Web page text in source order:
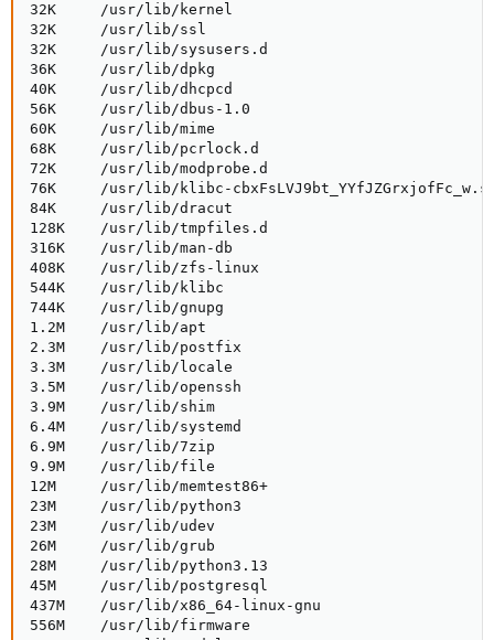
32K     /usr/lib/kernel
32K     /usr/lib/ssl
32K     /usr/lib/sysusers.d
36K     /usr/lib/dpkg
40K     /usr/lib/dhcpcd
56K     /usr/lib/dbus-1.0
60K     /usr/lib/mime
68K     /usr/lib/pcrlock.d
72K     /usr/lib/modprobe.d
76K     /usr/lib/klibc-
84K     /usr/lib/dracut
128K    /usr/lib/tmpfiles.d
316K    /usr/lib/man-db
408K    /usr/lib/zfs-linux
544K    /usr/lib/klibc
744K    /usr/lib/gnupg
1.2M    /usr/lib/apt
2.3M    /usr/lib/postfix
3.3M    /usr/lib/locale
3.5M    /usr/lib/openssh
3.9M    /usr/lib/shim
6.4M    /usr/lib/systemd
6.9M    /usr/lib/7zip
9.9M    /usr/lib/file
12M     /usr/lib/memtest86+
23M     /usr/lib/python3
23M     /usr/lib/udev
26M     /usr/lib/grub
28M     /usr/lib/python3.13
45M     /usr/lib/postgresql
437M    /usr/lib/x86_64-linux-gnu
556M    /usr/lib/firmware